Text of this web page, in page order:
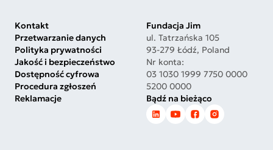
Kontakt
Przetwarzanie danych
Polityka prywatności
Jakość i bezpieczeństwo
Dostępność cyfrowa
Procedura zgłoszeń
Reklamacje
Fundacja Jim
ul. Tatrzańska 105
93-279 Łódź, Poland
Nr konta:
03 1030 1999 7750 0000
5200 0000
Bądź na bieżąco